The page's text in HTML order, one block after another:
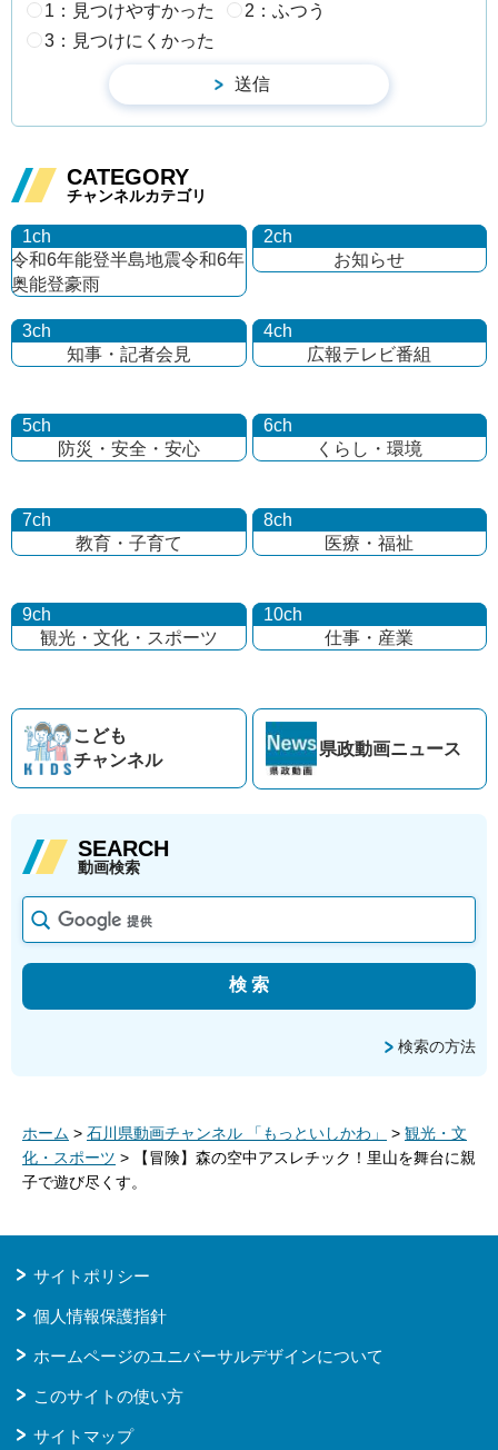
1：見つけやすかった
2：ふつう
3：見つけにくかった
CATEGORY
チャンネルカテゴリ
1ch
令和6年能登半島地震令和6年
奥能登豪雨
2ch
お知らせ
3ch
知事・記者会見
4ch
広報テレビ番組
5ch
防災・安全・安心
6ch
くらし・環境
7ch
教育・子育て
8ch
医療・福祉
9ch
観光・文化・ スポーツ
10ch
仕事・産業
こども
チャンネル
県政動画ニュース
SEARCH
動画検索
検索の方法
ホーム > 石川県動画チャンネル 「もっといしかわ」 > 観光・文
化・スポーツ > 【冒険】森の空中アスレチック！里山を舞台に親
子で遊び尽くす。
サイトポリシー
個人情報保護指針
ホームページのユニバーサルデザインについて
このサイトの使い方
サイトマップ